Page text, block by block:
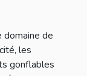
domaine de
les
gonflables